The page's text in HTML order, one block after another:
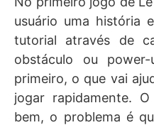
usuário uma história
tutorial através de
obstáculo ou
primeiro, o que vai
jogar rapidamente.
bem, o problema é